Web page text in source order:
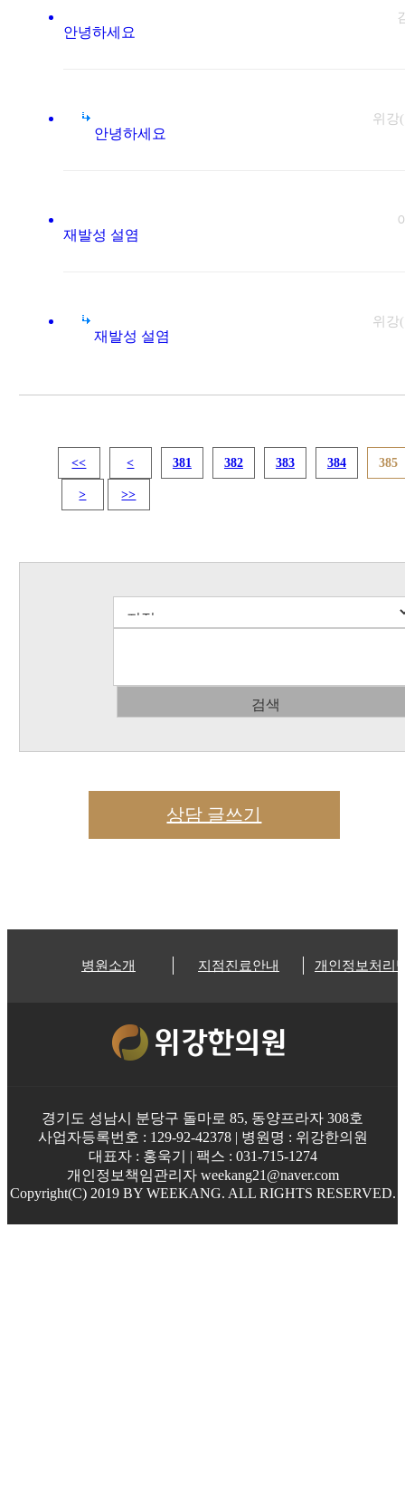
안녕하세요
안녕하세요
위강
재발성 설염
재발성 설염
위강
<< < 381 382 383 384 385
> >>
검색
상담 글쓰기
병원소개 지점진료안내 개인정보처리
경기도 성남시 분당구 돌마로 85, 동양프라자 308호
사업자등록번호 : 129-92-42378 | 병원명 : 위강한의원
대표자 : 홍욱기 | 팩스 : 031-715-1274
개인정보책임관리자 weekang21@naver.com
Copyright(C) 2019 BY WEEKANG. ALL RIGHTS RESERVED.